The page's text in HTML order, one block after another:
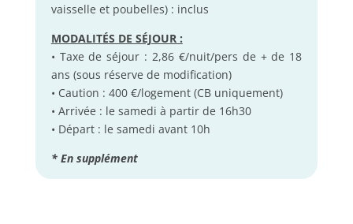
vaisselle et poubelles) : inclus
MODALITÉS DE SÉJOUR :
• Taxe de séjour : 2,86 €/nuit/pers de + de 18
ans (sous réserve de modification)
• Caution : 400 €/logement (CB uniquement)
• Arrivée : le samedi à partir de 16h30
• Départ : le samedi avant 10h
* En supplément